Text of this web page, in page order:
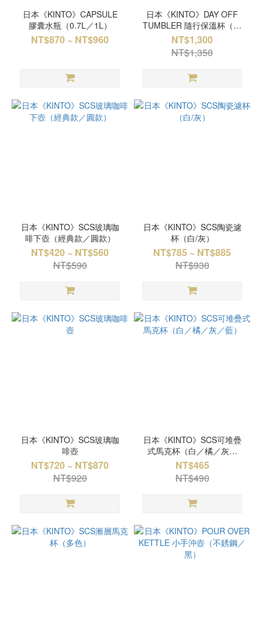
日本《KINTO》CAPSULE
膠囊水瓶（0.7L／1L）
NT$870 ~ NT$960
日本《KINTO》DAY OFF
TUMBLER 隨行保溫杯（多
色）
NT$1,300
NT$1,350
日本《KINTO》SCS玻璃咖
啡下壺（經典款／圓款）
NT$420 ~ NT$560
NT$590
日本《KINTO》SCS陶瓷濾
杯（白/灰）
NT$785 ~ NT$885
NT$930
日本《KINTO》SCS玻璃咖
啡壺
NT$720 ~ NT$870
NT$920
日本《KINTO》SCS可堆疊
式馬克杯（白／橘／灰／
藍）
NT$465
NT$490